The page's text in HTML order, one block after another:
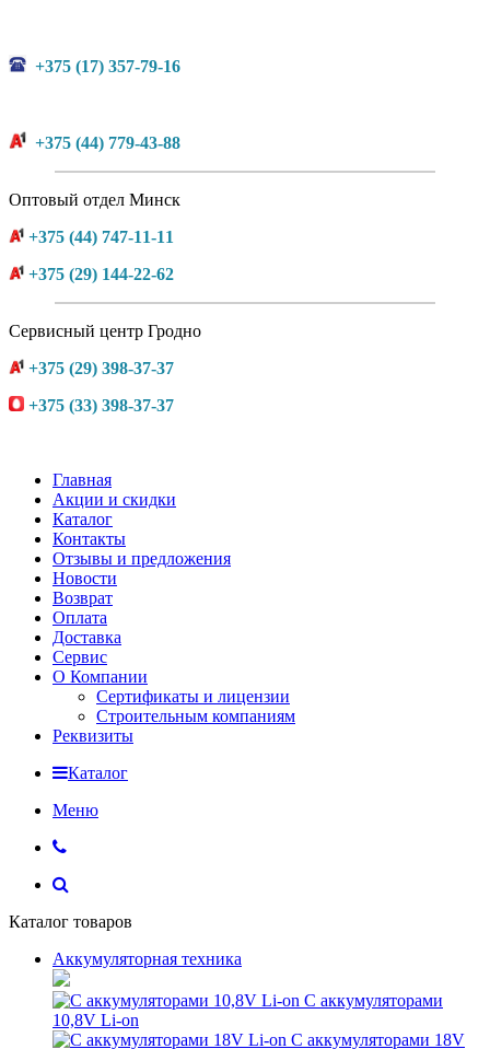
+375 (17) 357-79-16
+375 (44) 779-43-88
Оптовый отдел Минск
+375 (44) 747-11-11
+375 (29) 144-22-62
Сервисный центр Гродно
+375 (29) 398-37-37
+375 (33) 398-37-37
Главная
Акции и скидки
Каталог
Контакты
Отзывы и предложения
Новости
Возврат
Оплата
Доставка
Сервис
О Компании
Сертификаты и лицензии
Строительным компаниям
Реквизиты
Каталог
Меню
Каталог товаров
Аккумуляторная техника
С аккумуляторами
10,8V Li-on
С аккумуляторами 18V